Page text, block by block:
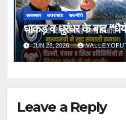
खबरसार उत्तराखंड राजनीति
धाकड़ व धुरंधर के बाद
JUN 28, 2026
Leave a Reply